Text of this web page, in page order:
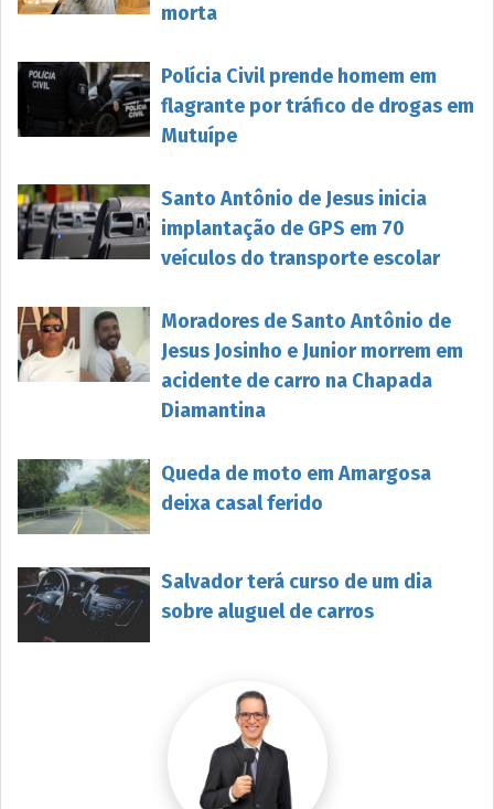
morta
Polícia Civil prende homem em
flagrante por tráfico de drogas em
Mutuípe
Santo Antônio de Jesus inicia
implantação de GPS em 70
veículos do transporte escolar
Moradores de Santo Antônio de
Jesus Josinho e Junior morrem em
acidente de carro na Chapada
Diamantina
Queda de moto em Amargosa
deixa casal ferido
Salvador terá curso de um dia
sobre aluguel de carros